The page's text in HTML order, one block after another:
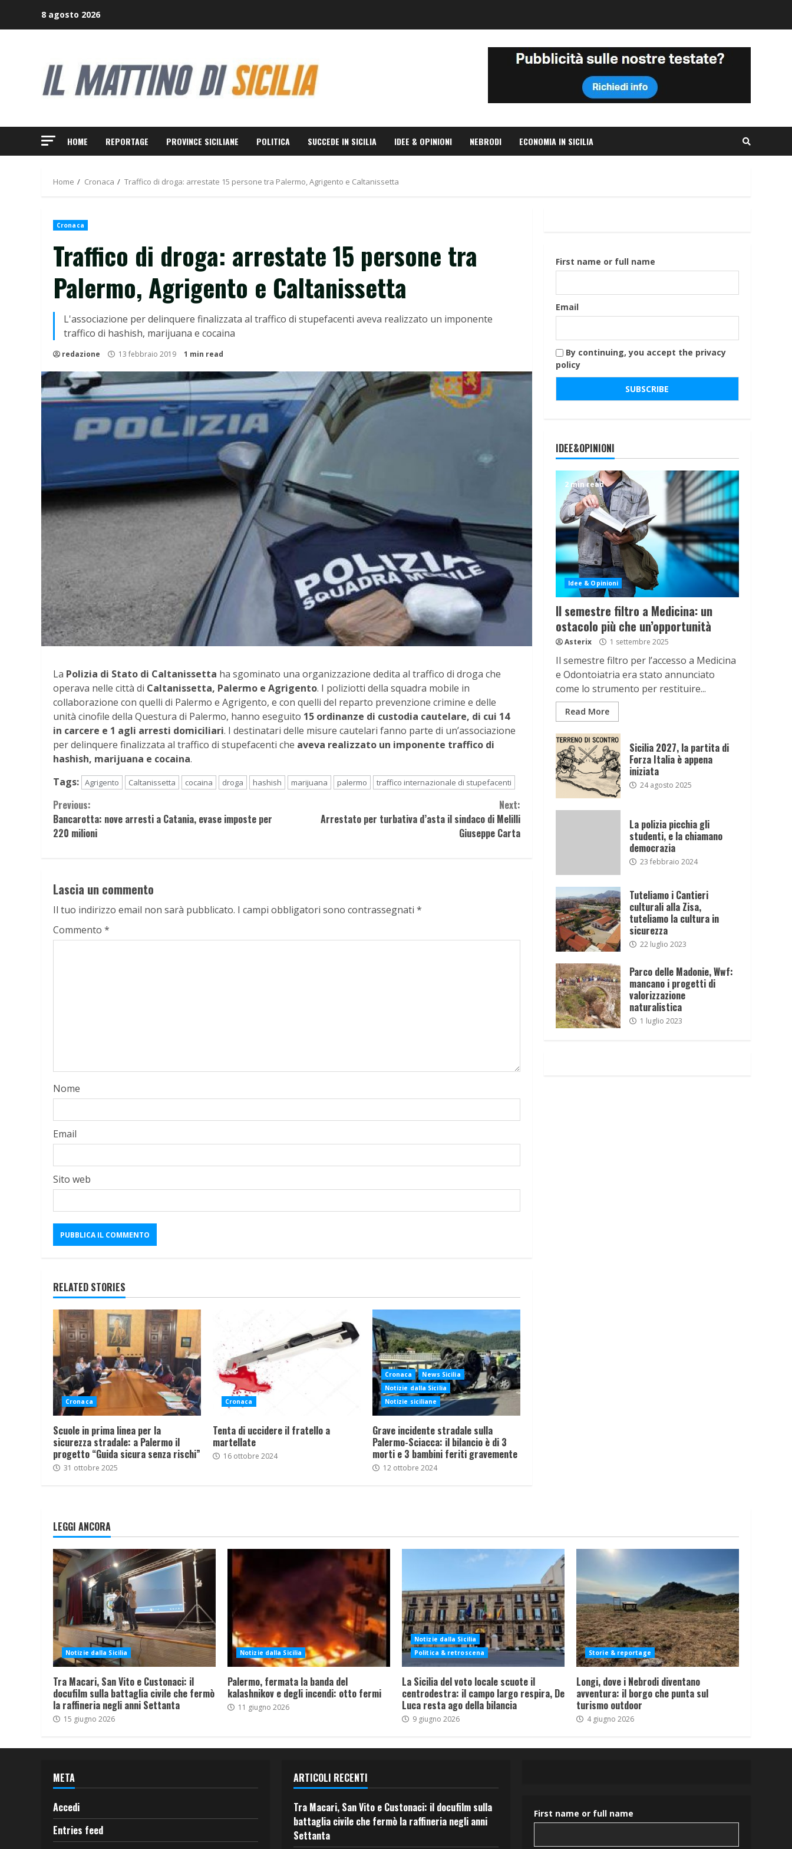
8 agosto 2026
HOME REPORTAGE PROVINCE SICILIANE POLITICA SUCCEDE IN SICILIA IDEE & OPINIONI NEBRODI ECONOMIA IN SICILIA
Home Cronaca Traffico di droga: arrestate 15 persone tra Palermo, Agrigento e Caltanissetta
Cronaca
Traffico di droga: arrestate 15 persone tra
Palermo, Agrigento e Caltanissetta
L'associazione per delinquere finalizzata al traffico di stupefacenti aveva realizzato un imponente
traffico di hashish, marijuana e cocaina
redazione 13 febbraio 2019 1 min read
La Polizia di Stato di Caltanissetta ha sgominato una organizzazione dedita al traffico di droga che
operava nelle città di Caltanissetta, Palermo e Agrigento. I poliziotti della squadra mobile in
collaborazione con quelli di Palermo e Agrigento, e con quelli del reparto prevenzione crimine e delle
unità cinofile della Questura di Palermo, hanno eseguito 15 ordinanze di custodia cautelare, di cui 14
in carcere e 1 agli arresti domiciliari. I destinatari delle misure cautelari fanno parte di un’associazione
per delinquere finalizzata al traffico di stupefacenti che aveva realizzato un imponente traffico di
hashish, marijuana e cocaina.
Tags: Agrigento Caltanissetta cocaina droga hashish marijuana palermo traffico internazionale di stupefacenti
Continue
Reading
Previous:
Bancarotta: nove arresti a Catania, evase imposte per
220 milioni
Next:
Arrestato per turbativa d’asta il sindaco di Melilli
Giuseppe Carta
Lascia un commento
Il tuo indirizzo email non sarà pubblicato. I campi obbligatori sono contrassegnati *
Commento *
Nome
Email
Sito web
RELATED STORIES
Cronaca
Scuole in prima linea per la
sicurezza stradale: a Palermo il
progetto “Guida sicura senza rischi”
31 ottobre 2025
Cronaca
Tenta di uccidere il fratello a
martellate
16 ottobre 2024
Cronaca
News Sicilia
Notizie dalla Sicilia
Notizie siciliane
Grave incidente stradale sulla
Palermo-Sciacca: il bilancio è di 3
morti e 3 bambini feriti gravemente
12 ottobre 2024
First name or full name
Email
By continuing, you accept the privacy
policy
IDEE&OPINIONI
2 min read
Idee & Opinioni
Il semestre filtro a Medicina: un
ostacolo più che un’opportunità
Asterix 1 settembre 2025
Il semestre filtro per l’accesso a Medicina
e Odontoiatria era stato annunciato
come lo strumento per restituire...
Read More
Sicilia 2027, la partita di
Forza Italia è appena
iniziata
24 agosto 2025
La polizia picchia gli
studenti, e la chiamano
democrazia
23 febbraio 2024
Tuteliamo i Cantieri
culturali alla Zisa,
tuteliamo la cultura in
sicurezza
22 luglio 2023
Parco delle Madonie, Wwf:
mancano i progetti di
valorizzazione
naturalistica
1 luglio 2023
LEGGI ANCORA
Notizie dalla Sicilia
Tra Macari, San Vito e Custonaci: il
docufilm sulla battaglia civile che fermò
la raffineria negli anni Settanta
15 giugno 2026
Notizie dalla Sicilia
Palermo, fermata la banda del
kalashnikov e degli incendi: otto fermi
11 giugno 2026
Notizie dalla Sicilia
Politica & retroscena
La Sicilia del voto locale scuote il
centrodestra: il campo largo respira, De
Luca resta ago della bilancia
9 giugno 2026
Storie & reportage
Longi, dove i Nebrodi diventano
avventura: il borgo che punta sul
turismo outdoor
4 giugno 2026
META
Accedi
Entries feed
ARTICOLI RECENTI
Tra Macari, San Vito e Custonaci: il docufilm sulla
battaglia civile che fermò la raffineria negli anni
Settanta
First name or full name